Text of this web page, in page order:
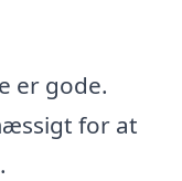
er gode.
for at